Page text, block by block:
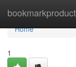
bookmarkproduct
Home
Home
1